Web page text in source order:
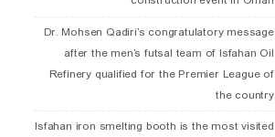
Dr. Mohsen Qadiri’s congratulatory message
after the men’s futsal team of Isfahan Oil
Refinery qualified for the Premier League of
the country
Isfahan iron smelting booth is the most visited